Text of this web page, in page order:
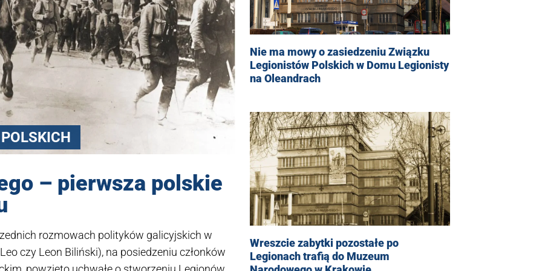
– pierwsza polskie
rozmowach polityków galicyjskich w
czy Leon Biliński), na posiedzeniu członków
Nie ma mowy o zasiedzeniu Związku
Legionistów Polskich w Domu Legionisty
na Oleandrach
Wreszcie zabytki pozostałe po
Legionach trafią do Muzeum